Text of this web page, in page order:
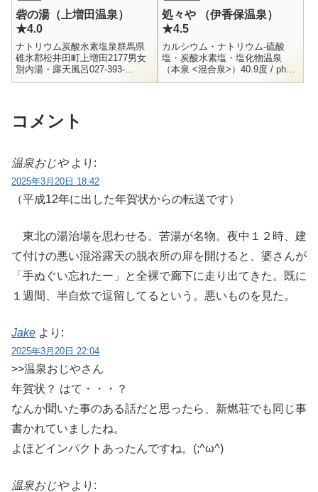
砦の湯（上増田温泉）
★4.0
ナトリウム炭酸水素塩泉群馬県
碓氷郡松井田町上増田2177男女
別内湯・露天風呂027-393-
5418600円10:00 - 21:00群馬の山
処々や （伊香保温泉）
★4.5
カルシウム・ナトリウム-硫酸
塩・炭酸水素塩・塩化物温泉
（本泉 <混合泉>）40.9度 / ph6.4
/ H9.7.18Na+ = 105 / K+ = 10.2 /
コメント
温泉おじや より:
2025年3月20日 18:42
（平成12年に出した年賀状からの転送です）
東北の湯治場を思わせる。苦湯が名物。夜中１２時、建
て付けの悪い混浴露天の脱衣所の扉を開けると、婆さんが
「手ぬぐい忘れたー」と全裸で廊下に走り出てきた。既に
１週間、半自炊で逗留してるという。悪いものを見た。
Jake より:
2025年3月20日 22:04
>>温泉おじやさん
年賀状？ はて・・・？
なんか聞いた事のある話だと思ったら、新燃荘でも同じ事
書かれていましたね。
よほどインパクトあったんですね。(;^ω^)
温泉おじや より: